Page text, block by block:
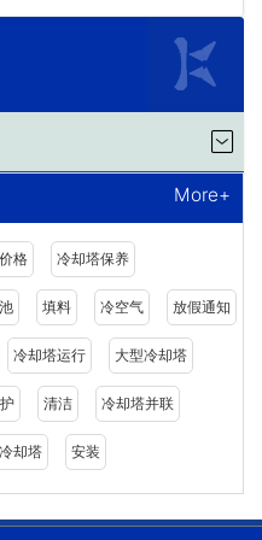
More+
格 冷却塔保养
填料 冷空气 放假通知
冷却塔运行 大型冷却塔
清洁 冷却塔并联
却塔 安装